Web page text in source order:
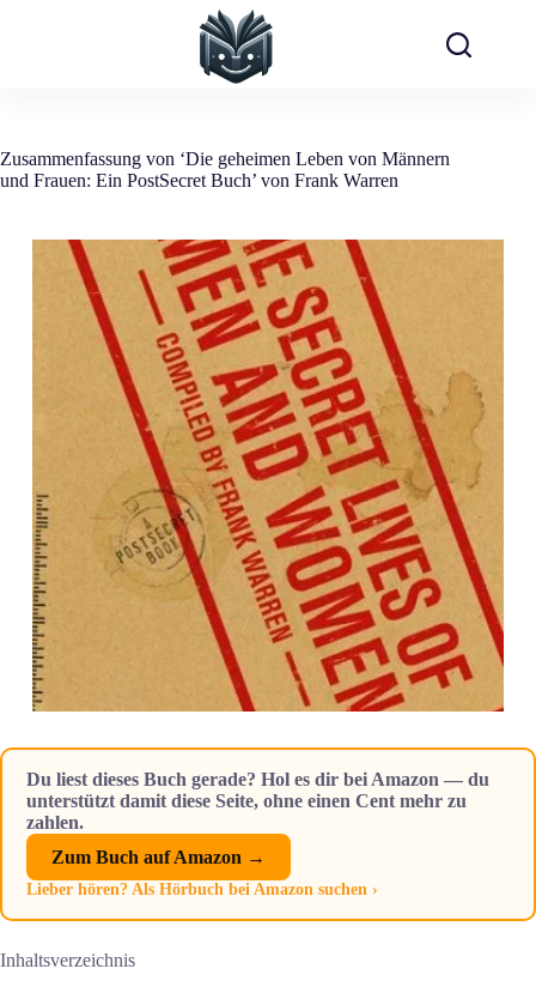
Zusammenfassung von ‘Die geheimen Leben von Männern
und Frauen: Ein PostSecret Buch’ von Frank Warren
Du liest dieses Buch gerade? Hol es dir bei Amazon — du
unterstützt damit diese Seite, ohne einen Cent mehr zu
zahlen.
Zum Buch auf Amazon →
Lieber hören? Als Hörbuch bei Amazon suchen ›
Inhaltsverzeichnis